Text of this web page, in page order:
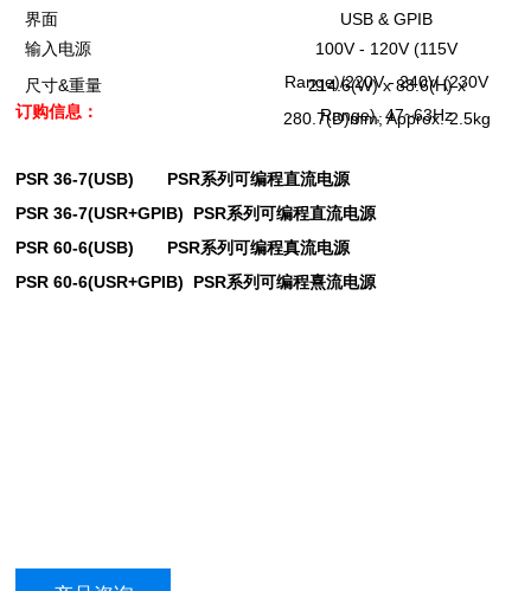
界面 USB & GPIB
输入电源
100V - 120V (115V
Range)/220V - 240V (230V
Range), 47~63Hz
尺寸&重量
214.6(W) x 88.6(H) x
280.7(D)mm; Approx. 2.5kg
订购信息：
PSR 36-7(USB) PSR系列可编程直流电源
PSR 36-7(USR+GPIB) PSR系列可编程直流电源
PSR 60-6(USB) PSR系列可编程真流电源
PSR 60-6(USR+GPIB) PSR系列可编程熹流电源